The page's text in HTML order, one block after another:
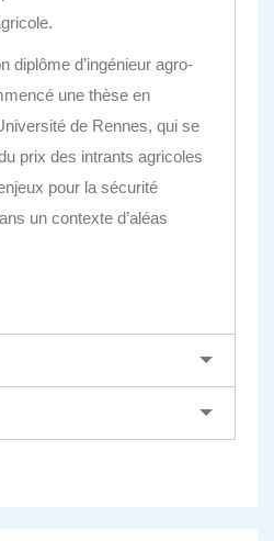
diplôme d’ingénieur agro-
une thèse en
de Rennes, qui se
prix des intrants agricoles
pour la sécurité
un contexte d’aléas